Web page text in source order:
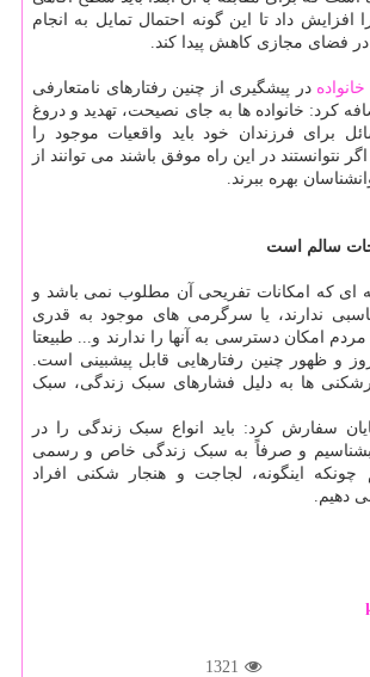
داد تا این گونه احتمال تمایل به انجام
در فضای مجازی کاهش پیدا کند.
خانواده در پیشگیری از چنین رفتارهای نامتعارفی
کرد: خانواده ها به جای نصیحت، تهدید و دروغ
برای فرزندان خود باید واقعیات موجود را
نتوانستند در این راه موفق باشند می توانند از
بهره ببرند.
سالم است
ای که امکانات تفریحی آن مطلوب نمی باشد و
ندارند، یا سرگرمی های موجود به قدری
امکان دسترسی به آنها را ندارند و... طبیعتا
و ظهور چنین رفتارهایی قابل پیشبینی است.
ها به دلیل فشارهای سبک زندگی، سبک
سفارش کرد: باید انواع سبک زندگی را در
و صرفاً به سبک زندگی خاص و رسمی
چونکه اینگونه، لجاجت و هنجار شکنی افراد
دهیم.
1321